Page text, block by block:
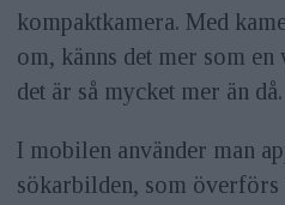
kompaktkamera. Med
om, känns det mer som en
det är så mycket mer än då.
I mobilen använder man
sökarbilden, som